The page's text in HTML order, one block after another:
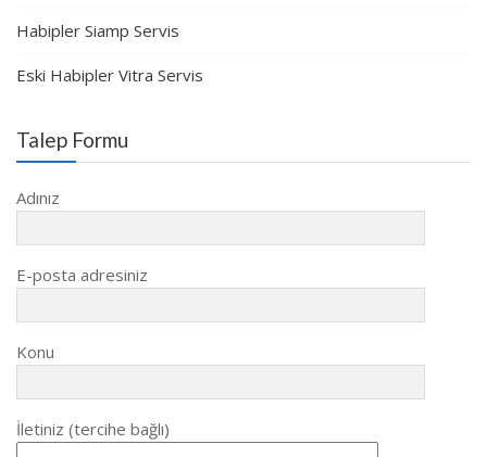
Habipler Siamp Servis
Eski Habipler Vitra Servis
Talep Formu
Adınız
E-posta adresiniz
Konu
İletiniz (tercihe bağlı)